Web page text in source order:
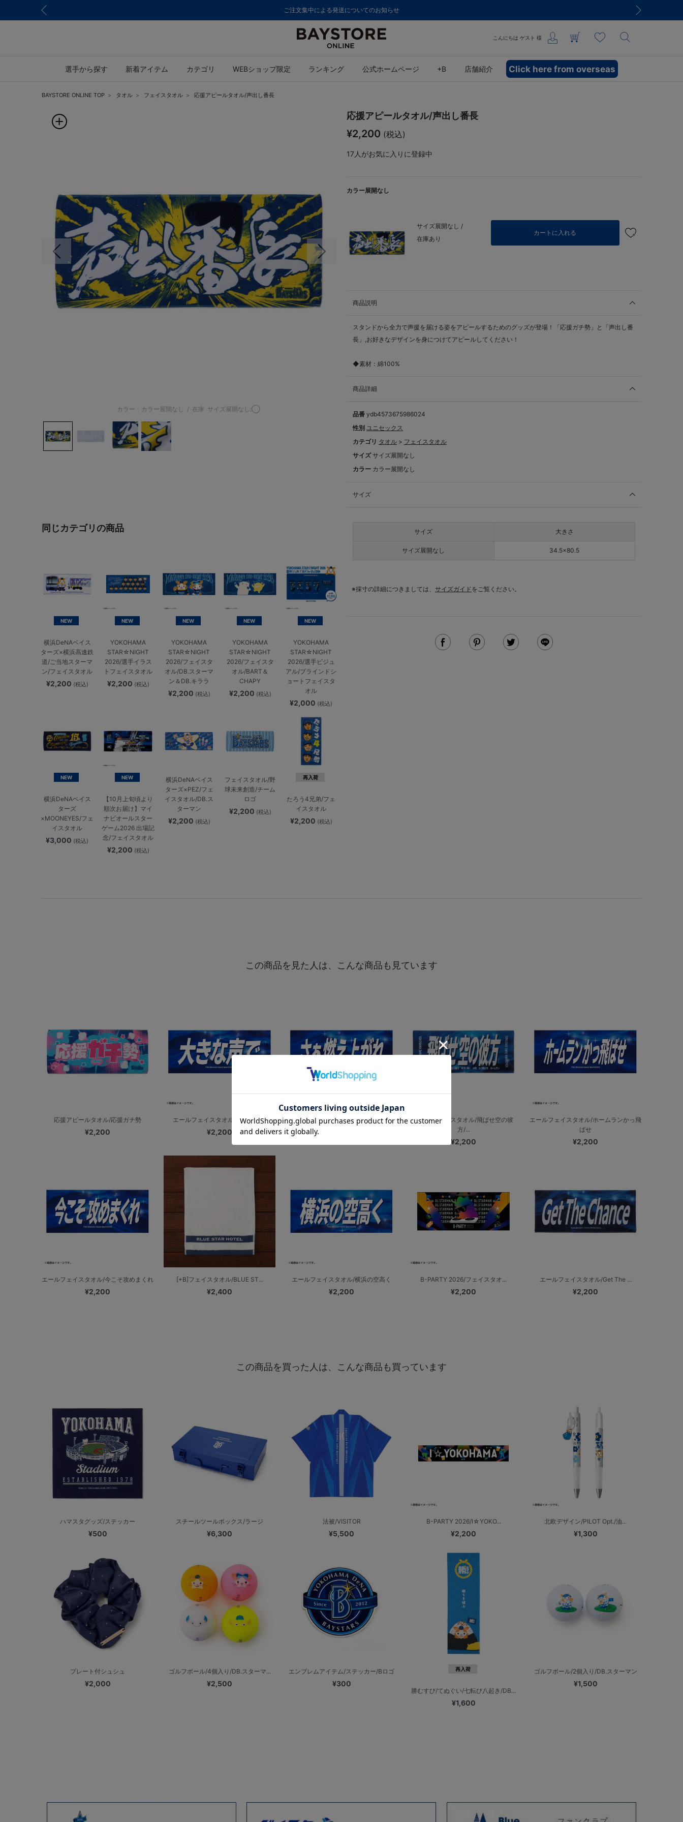
ご注文集中による発送についてのお知らせ
こんにちは ゲスト 様
選手から探す 新着アイテム カテゴリ WEBショップ限定 ランキング 公式ホームページ +B 店舗紹介 Click here from overseas
BAYSTORE ONLINE TOP タオル フェイスタオル 応援アピールタオル/声出し番長
前の画像 次の画像
カラー：カラー展開なし / 在庫 サイズ展開なし:◯
同じカテゴリの商品
NEW
横浜DeNAベイス
ターズ×横浜高速鉄
道/ご当地スターマ
ン/フェイスタオル
¥2,200 (税込)
NEW
YOKOHAMA
STAR☆NIGHT
2026/選手イラス
トフェイスタオル
¥2,200 (税込)
NEW
YOKOHAMA
STAR☆NIGHT
2026/フェイスタ
オル/DB.スターマ
ン＆DB.キララ
¥2,200 (税込)
NEW
YOKOHAMA
STAR☆NIGHT
2026/フェイスタ
オル/BART＆
CHAPY
¥2,200 (税込)
NEW
YOKOHAMA
STAR☆NIGHT
2026/選手ビジュ
アル/ブラインドシ
ョートフェイスタ
オル
¥2,000 (税込)
NEW
横浜DeNAベイス
ターズ
×MOONEYES/フェ
イスタオル
¥3,000 (税込)
NEW
【10月上旬頃より
順次お届け】マイ
ナビオールスター
ゲーム2026 出場記
念/フェイスタオル
¥2,200 (税込)
横浜DeNAベイス
ターズ×PEZ/フェ
イスタオル/DB.ス
ターマン
¥2,200 (税込)
フェイスタオル/野
球未来創造/チーム
ロゴ
¥2,200 (税込)
再入荷
たろう4兄弟/フェ
イスタオル
¥2,200 (税込)
応援アピールタオル/声出し番長
¥2,200 (税込)
17 人がお気に入りに登録中
カラー展開なし
サイズ展開なし /
在庫あり
カートに入れる
商品説明
スタンドから全力で声援を届ける姿をアピールするためのグッズが登場！「応援ガチ勢」と「声出し番
長」,お好きなデザインを身につけてアピールしてください！
◆素材：綿100%
商品詳細
品番 ydb4573675986024
性別 ユニセックス
カテゴリ タオル > フェイスタオル
サイズ サイズ展開なし
カラー カラー展開なし
サイズ
サイズ 大きさ
サイズ展開なし 34.5×80.5
※採寸の詳細につきましては、 サイズガイドをご覧ください。
この商品を見た人は、こんな商品も見ています
応援アピールタオル/応援ガチ勢
¥2,200
エールフェイスタオル/大きな声で
¥2,200
エールフェイスタオル/さぁ燃え上がれ
エールフェイスタオル/飛ばせ空の彼
方/...
¥2,200
エールフェイスタオル/ホームランかっ飛
ばせ
¥2,200
エールフェイスタオル/今こそ攻めまくれ
¥2,200
[+B]フェイスタオル/BLUE ST...
¥2,400
エールフェイスタオル/横浜の空高く
¥2,200
B-PARTY 2026/フェイスタオ...
¥2,200
エールフェイスタオル/Get The ...
¥2,200
この商品を買った人は、こんな商品も買っています
ハマスタグッズ/ステッカー
¥500
スチールツールボックス/ラージ
¥6,300
法被/VISITOR
¥5,500
B-PARTY 2026/I☆YOKO...
¥2,200
北欧デザイン/PILOT Opt./油...
¥1,300
プレート付シュシュ
¥2,000
ゴルフボール/4個入り/DB.スターマ...
¥2,500
エンブレムアイテム/ステッカー/Bロゴ
¥300
再入荷
勝むすび/てぬぐい/七転び八起き/DB...
¥1,600
ゴルフボール/2個入り/DB.スターマン
¥1,500